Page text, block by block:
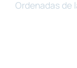
Ordenadas de